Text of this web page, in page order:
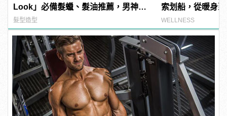
Look」必備髮蠟、髮油推薦，男神
E.SO瘦子也在用！ | manfashion這樣
變型男
髮型造型
索划船，從暖身
WELLNESS